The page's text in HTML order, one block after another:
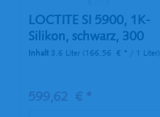
LOCTITE SI 5900, 1K-
Silikon, schwarz, 300
ml...
Inhalt 3.6 Liter (166,56 € * / 1 Liter)
599,62 € *